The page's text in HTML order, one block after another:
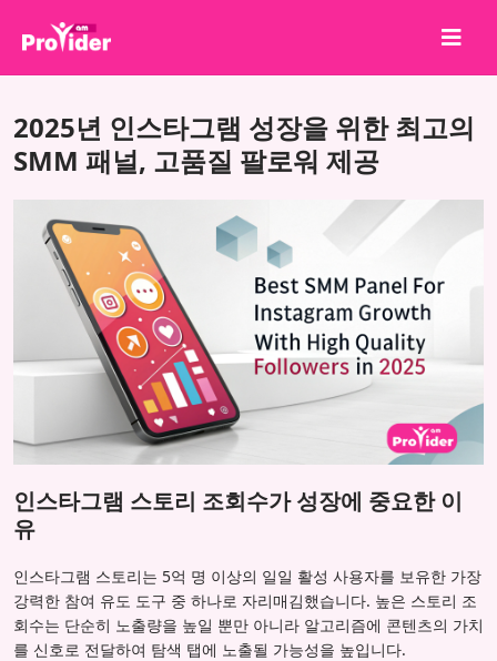
회사 소개
회원가입
서비스
2025년 인스타그램 성장을 위한 최고의
SMM 패널, 고품질 팔로워 제공
인스타그램 스토리 조회수가 성장에 중요한 이
유
인스타그램 스토리는 5억 명 이상의 일일 활성 사용자를 보유한 가장
강력한 참여 유도 도구 중 하나로 자리매김했습니다. 높은 스토리 조
회수는 단순히 노출량을 높일 뿐만 아니라 알고리즘에 콘텐츠의 가치
를 신호로 전달하여 탐색 탭에 노출될 가능성을 높입니다.